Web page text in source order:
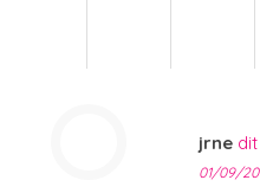
jrne dit
01/09/